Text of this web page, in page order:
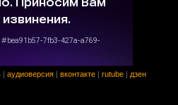
аудиоверсия вконтакте rutube дзен